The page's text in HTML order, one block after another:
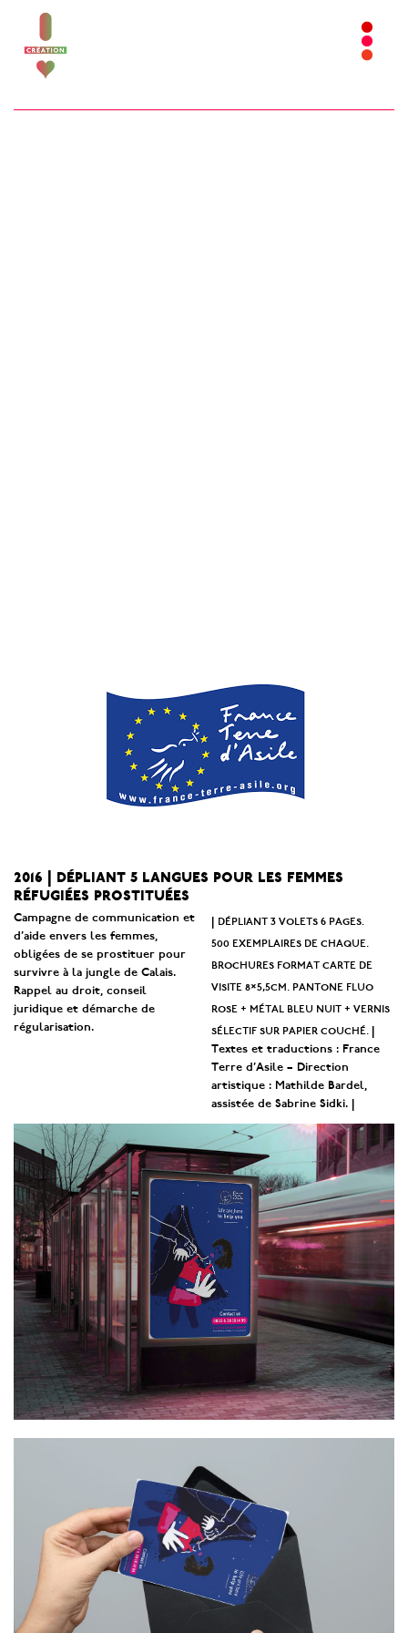
2016 | dépliant 5 langues pour les femmes
réfugiées prostituées
Campagne de communication et
d’aide envers les femmes,
obligées de se prostituer pour
survivre à la jungle de Calais.
Rappel au droit, conseil
juridique et démarche de
régularisation.
dépliant 3 volets 6 pages.
500 exemplaires de chaque.
brochures format carte de
visite 8×5,5cm. pantone fluo
rose + métal bleu nuit + vernis
sélectif sur papier couché.
Textes et traductions : France
Terre d’Asile – Direction
artistique : Mathilde Bardel,
assistée de Sabrine Sidki. |